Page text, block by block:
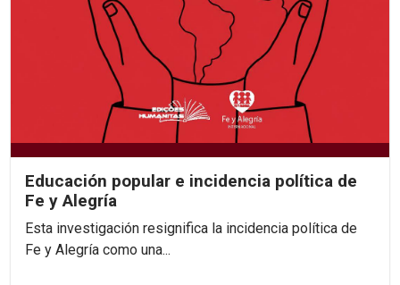
Educación popular e incidencia política de
Fe y Alegría
Esta investigación resignifica la incidencia política de
Fe y Alegría como una...